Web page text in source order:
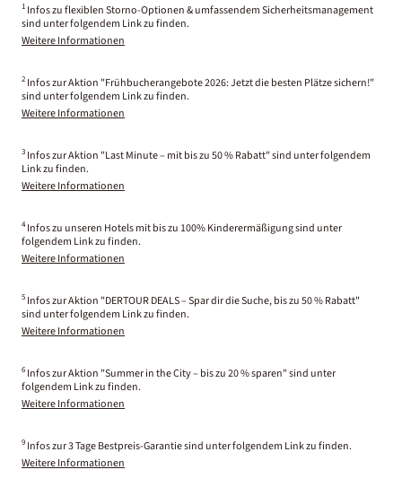
1 Infos zu flexiblen Storno-Optionen & umfassendem Sicherheitsmanagement
sind unter folgendem Link zu finden.
Weitere Informationen
2 Infos zur Aktion "Frühbucherangebote 2026: Jetzt die besten Plätze sichern!"
sind unter folgendem Link zu finden.
Weitere Informationen
3 Infos zur Aktion "Last Minute – mit bis zu 50 % Rabatt" sind unter folgendem
Link zu finden.
Weitere Informationen
4 Infos zu unseren Hotels mit bis zu 100% Kinderermäßigung sind unter
folgendem Link zu finden.
Weitere Informationen
5 Infos zur Aktion "DERTOUR DEALS – Spar dir die Suche, bis zu 50 % Rabatt"
sind unter folgendem Link zu finden.
Weitere Informationen
6 Infos zur Aktion "Summer in the City – bis zu 20 % sparen" sind unter
folgendem Link zu finden.
Weitere Informationen
9 Infos zur 3 Tage Bestpreis-Garantie sind unter folgendem Link zu finden.
Weitere Informationen